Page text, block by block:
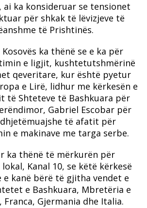
ai ka konsideruar se tensionet
për shkak të lëvizjeve të
të Prishtinës.
Kosovës ka thënë se e ka për
e ligjit, kushtetutshmërinë
qeveritare, kur është pyetur
e Lirë, lidhur me kërkesën e
të Shteteve të Bashkuara për
Gabriel Escobar për
të afatit për
e makinave me targa serbe.
ka thënë të mërkurën për
Kanal 10, se këtë kërkesë
e kanë bërë të gjitha vendet e
e Bashkuara, Mbretëria e
Franca, Gjermania dhe Italia.